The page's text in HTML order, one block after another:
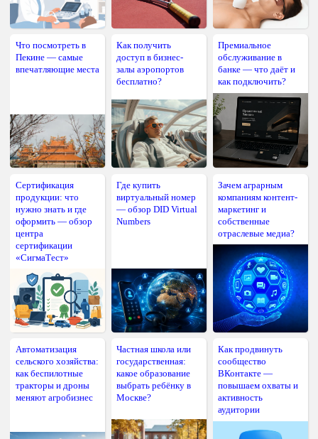
Что посмотреть в
Пекине — самые
впечатляющие места
Как получить
доступ в бизнес-
залы аэропортов
бесплатно?
Премиальное
обслуживание в
банке — что даёт и
как подключить?
Сертификация
продукции: что
нужно знать и где
оформить — обзор
центра
сертификации
«СигмаТест»
Где купить
виртуальный номер
— обзор DID Virtual
Numbers
Зачем аграрным
компаниям контент-
маркетинг и
собственные
отраслевые медиа?
Автоматизация
сельского хозяйства:
как беспилотные
тракторы и дроны
меняют агробизнес
Частная школа или
государственная:
какое образование
выбрать ребёнку в
Москве?
Как продвинуть
сообщество
ВКонтакте —
повышаем охваты и
активность
аудитории